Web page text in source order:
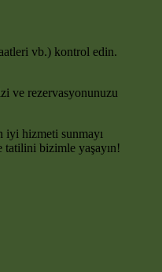
vb.) kontrol edin.
ve rezervasyonunuzu
iyi hizmeti sunmayı
bizimle yaşayın!